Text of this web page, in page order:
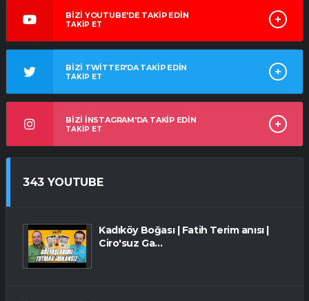
BİZİ YOUTUBE'DE TAKİP EDİN
TAKİP ET
BİZİ TWİTTER'DA TAKİP EDİN
TAKİP ET
BİZİ İNSTAGRAM'DA TAKİP EDİN
TAKİP ET
343 YOUTUBE
Kadıköy Boğası | Fatih Terim anısı |
Ciro'suz Ga...